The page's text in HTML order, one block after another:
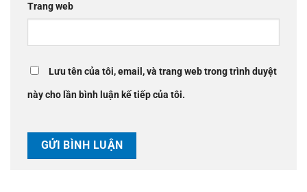
Trang web
Lưu tên của tôi, email, và trang web trong trình duyệt
này cho lần bình luận kế tiếp của tôi.